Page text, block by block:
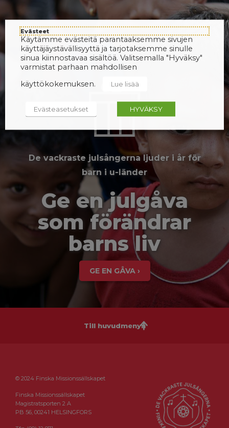
De vackraste julsångerna ljuder i år för
barn i u-länder
Ge en julgåva
som förändrar
barns liv
GE EN GÅVA ›
Till huvudmenyn
© 2024 Finska Missionssällskapet
Finska Missionssällskapet
Magistratsporten 2 A
PB 56, 00241 HELSINGFORS
Evästeet
Käytämme evästeitä parantaaksemme sivujen
käyttäjäystävällisyyttä ja tarjotaksemme sinulle
sinua kiinnostavaa sisältöä. Valitsemalla "Hyväksy"
varmistat parhaan mahdollisen
käyttökokemuksen.
Lue lisää
Evästeasetukset HYVÄKSY